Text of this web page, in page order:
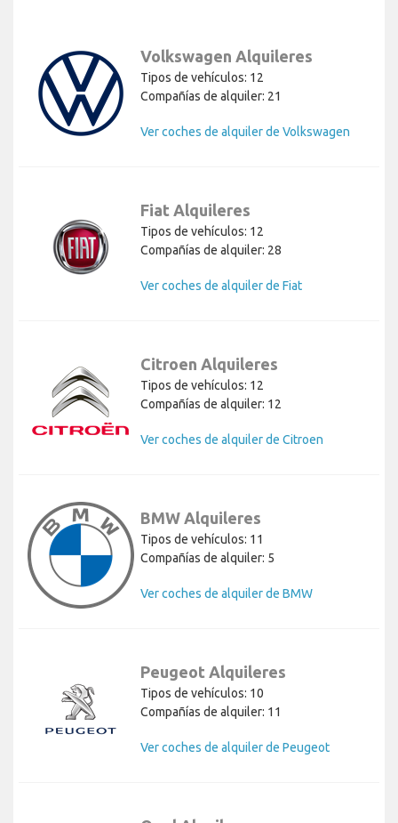
Volkswagen Alquileres
Tipos de vehículos: 12
Compañías de alquiler: 21
Ver coches de alquiler de Volkswagen
Fiat Alquileres
Tipos de vehículos: 12
Compañías de alquiler: 28
Ver coches de alquiler de Fiat
Citroen Alquileres
Tipos de vehículos: 12
Compañías de alquiler: 12
Ver coches de alquiler de Citroen
BMW Alquileres
Tipos de vehículos: 11
Compañías de alquiler: 5
Ver coches de alquiler de BMW
Peugeot Alquileres
Tipos de vehículos: 10
Compañías de alquiler: 11
Ver coches de alquiler de Peugeot